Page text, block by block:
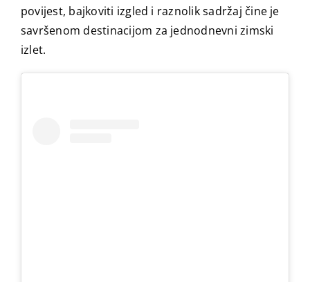
povijest, bajkoviti izgled i raznolik sadržaj čine je
savršenom destinacijom za jednodnevni zimski
izlet.